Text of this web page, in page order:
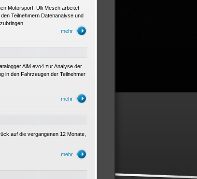
Motorsport. Ulli Mesch arbeitet
Teilnehmern Datenanalyse und
mehr
AiM evo4 zur Analyse der
in den Fahrzeugen der Teilnehmer
mehr
auf die vergangenen 12 Monate,
mehr